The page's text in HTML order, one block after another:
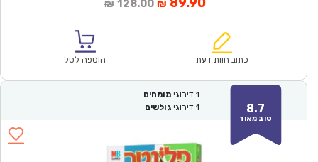
₪ 128.00
₪128.00.
₪
הוא:
כתוב חוות דעת הוספה לסל
8.7
טוב מאוד
1 דירוגי מומחים
1 דירוגי גולשים